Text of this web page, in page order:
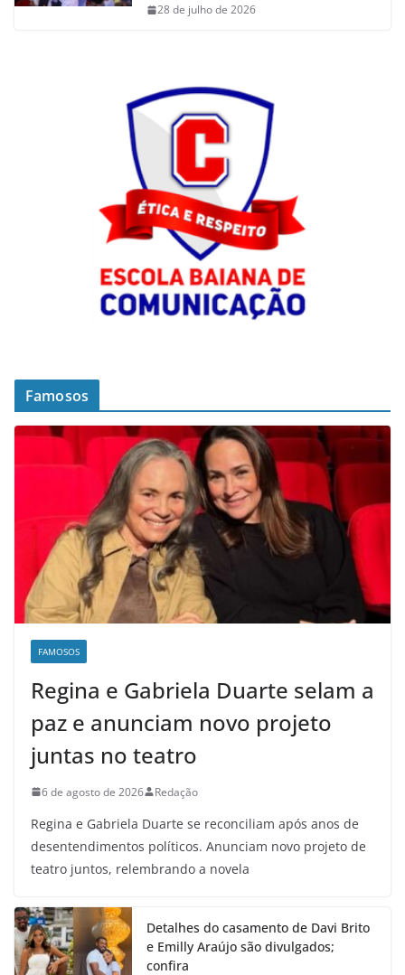
28 de julho de 2026
Famosos
FAMOSOS
Regina e Gabriela Duarte selam a
paz e anunciam novo projeto
juntas no teatro
6 de agosto de 2026 Redação
Regina e Gabriela Duarte se reconciliam após anos de
desentendimentos políticos. Anunciam novo projeto de
teatro juntos, relembrando a novela
Detalhes do casamento de Davi Brito
e Emilly Araújo são divulgados;
confira